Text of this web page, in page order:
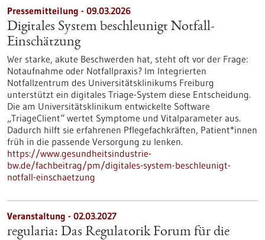
Pressemitteilung - 09.03.2026
Digitales System beschleunigt Notfall-
Einschätzung
Wer starke, akute Beschwerden hat, steht oft vor der Frage:
Notaufnahme oder Notfallpraxis? Im Integrierten
Notfallzentrum des Universitätsklinikums Freiburg
unterstützt ein digitales Triage-System diese Entscheidung.
Die am Universitätsklinikum entwickelte Software
„TriageClient“ wertet Symptome und Vitalparameter aus.
Dadurch hilft sie erfahrenen Pflegefachkräften, Patient*innen
früh in die passende Versorgung zu lenken.
https://www.gesundheitsindustrie-
bw.de/fachbeitrag/pm/digitales-system-beschleunigt-
notfall-einschaetzung
Veranstaltung - 02.03.2027
regularia: Das Regulatorik Forum für die